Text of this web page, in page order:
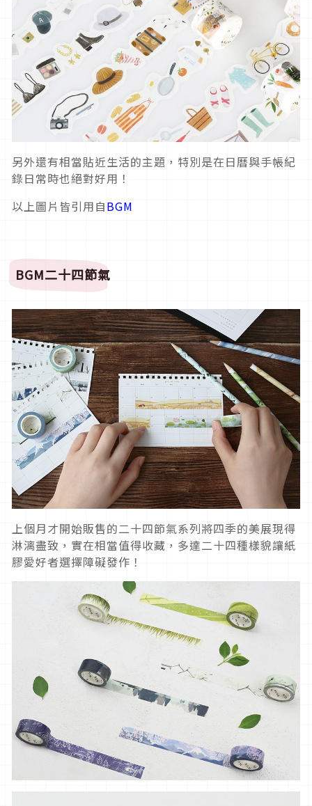
另外還有相當貼近生活的主題，特別是在日曆與手帳紀
錄日常時也絕對好用！
以上圖片皆引用自BGM
BGM二十四節氣
上個月才開始販售的二十四節氣系列將四季的美展現得
淋漓盡致，實在相當值得收藏，多達二十四種樣貌讓紙
膠愛好者選擇障礙發作！